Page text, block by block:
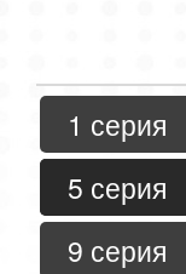
1 серия
5 серия
9 серия